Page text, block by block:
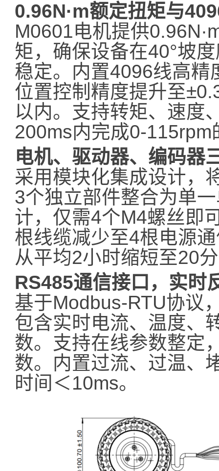
0.96N·m额定扭矩与
M0601电机提供
矩，确保设备在40°坡
稳定。内置4096线高精
位置控制精度提升至
以内。支持转矩、速度
200ms内完成0-115rpm
电机、驱动器、编码器
采用模块化集成设计，
3个独立部件整合为单
计，仅需4个M4螺丝即
根线缆减少至4根电源
从平均2小时缩短至20
RS485通信接口，实时
基于Modbus-RTU协议
包含实时电流、温度、
数。支持在线参数整定
数。内置过流、过温、
时间＜10ms。